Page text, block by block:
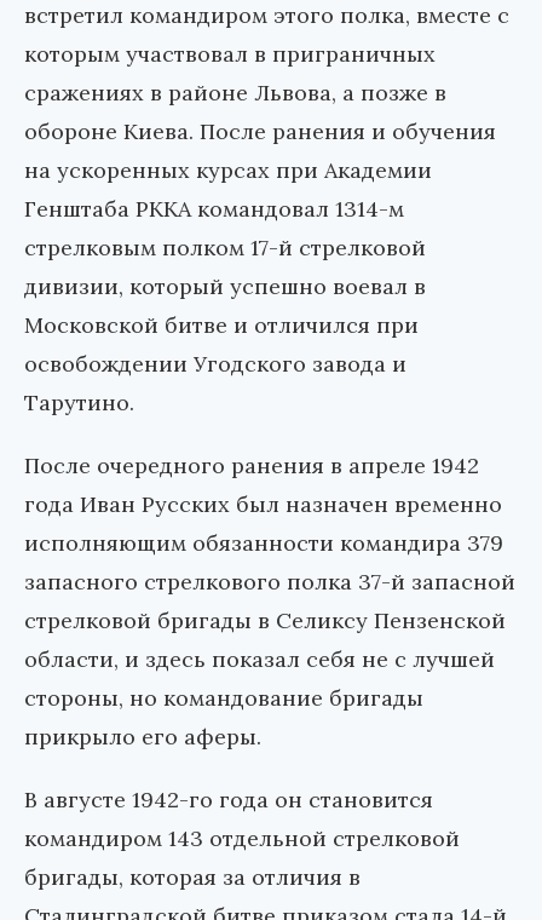
встретил командиром этого полка, вместе с
которым участвовал в приграничных
сражениях в районе Львова, а позже в
обороне Киева. После ранения и обучения
на ускоренных курсах при Академии
Генштаба РККА командовал 1314-м
стрелковым полком 17-й стрелковой
дивизии, который успешно воевал в
Московской битве и отличился при
освобождении Угодского завода и
Тарутино.
После очередного ранения в апреле 1942
года Иван Русских был назначен временно
исполняющим обязанности командира 379
запасного стрелкового полка 37-й запасной
стрелковой бригады в Селиксу Пензенской
области, и здесь показал себя не с лучшей
стороны, но командование бригады
прикрыло его аферы.
В августе 1942-го года он становится
командиром 143 отдельной стрелковой
бригады, которая за отличия в